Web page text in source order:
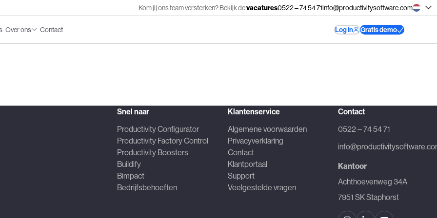
Submenu:
Over ons Contact Log in Gratis demo
Kom jij ons team versterken? Bekijk devacatures0522 – 74 54 71info@productivitysoftware.com
Contact
0522 – 74 54 71
Kantoor
Achthoevenweg 34A
7951 SK Staphorst
Snel naar
Productivity Configurator
Productivity Factory Control
Productivity Boosters
Buildify
Bimpact
Bedrijfsbehoeften
Klantenservice
Algemene voorwaarden
Privacyverklaring
Contact
Klantportaal
Support
Veelgestelde vragen